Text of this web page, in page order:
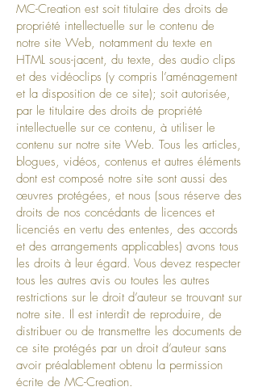
MC-Creation est soit titulaire des droits de
propriété intellectuelle sur le contenu de
notre site Web, notamment du texte en
HTML sous-jacent, du texte, des audio clips
et des vidéoclips (y compris l’aménagement
et la disposition de ce site); soit autorisée,
par le titulaire des droits de propriété
intellectuelle sur ce contenu, à utiliser le
contenu sur notre site Web. Tous les articles,
blogues, vidéos, contenus et autres éléments
dont est composé notre site sont aussi des
œuvres protégées, et nous (sous réserve des
droits de nos concédants de licences et
licenciés en vertu des ententes, des accords
et des arrangements applicables) avons tous
les droits à leur égard. Vous devez respecter
tous les autres avis ou toutes les autres
restrictions sur le droit d’auteur se trouvant sur
notre site. Il est interdit de reproduire, de
distribuer ou de transmettre les documents de
ce site protégés par un droit d’auteur sans
avoir préalablement obtenu la permission
écrite de MC-Creation.